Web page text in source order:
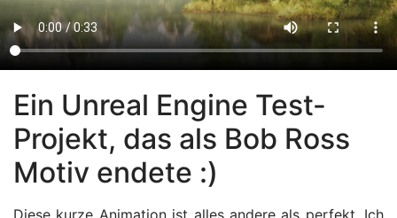
Ein Unreal Engine Test-
Projekt, das als Bob Ross
Motiv endete :)
Diese kurze Animation ist alles andere als perfekt. Ich